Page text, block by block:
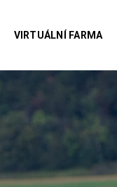
VIRTUÁLNÍ FARMA